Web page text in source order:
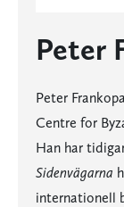
Peter
Peter
Centre for
Han har
Sidenvägarna
internationell